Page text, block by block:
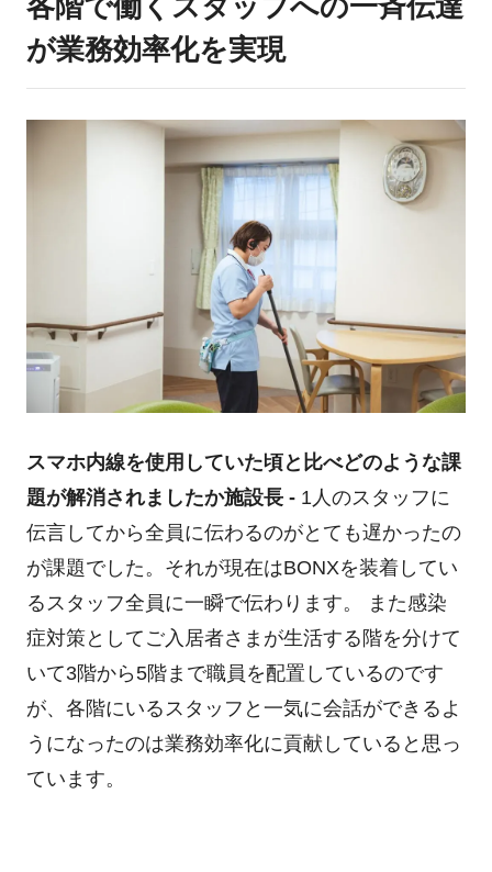
各階で働くスタッフへの一斉伝達
が業務効率化を実現
スマホ内線を使用していた頃と比べどのような課
題が解消されましたか施設長 - 1人のスタッフに
伝言してから全員に伝わるのがとても遅かったの
が課題でした。それが現在はBONXを装着してい
るスタッフ全員に一瞬で伝わります。 また感染
症対策としてご入居者さまが生活する階を分けて
いて3階から5階まで職員を配置しているのです
が、各階にいるスタッフと一気に会話ができるよ
うになったのは業務効率化に貢献していると思っ
ています。